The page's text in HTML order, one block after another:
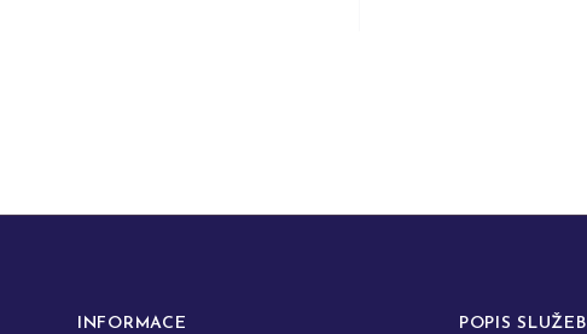
INFORMACE POPIS SLUŽEB